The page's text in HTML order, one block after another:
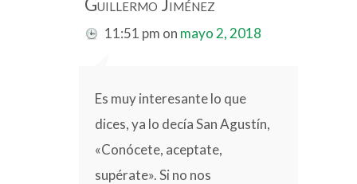
Guillermo Jiménez
11:51 pm on mayo 2, 2018
Es muy interesante lo que
dices, ya lo decía San Agustín,
«Conócete, aceptate,
supérate». Si no nos